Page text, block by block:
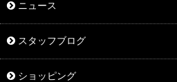
ニュース
スタッフブログ
ショッピング